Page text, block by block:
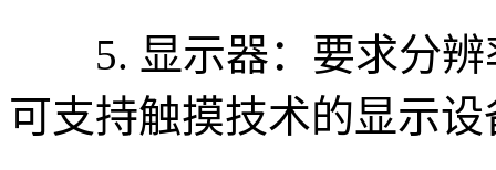
5. 显示器：要求分辨
可支持触摸技术的显示设